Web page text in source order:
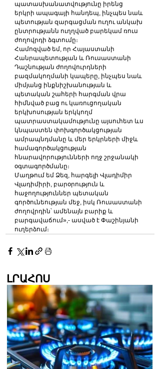
պատասխանատվությունը իրենց
երկրի ապագայի հանդեպ, ինչպես նաև
պետության զարգացման ուղու անկախ
ընտրությանն ուղղված բարեկամ ռուս
ժողովրդի ձգտումը։
Համոզված եմ, որ Հայաստանի
Հանրապետության և Ռուսաստանի
Դաշնության ժողովուրդների
բազմակողմանի կապերը, ինչպես նաև
միմյանց ինքնիշխանության և
պետական շահերի հարգման վրա
հիմնված բաց ու կառուցողական
երկխոսության երկկողմ
պատրաստակամությունը այսուհետ ևս
կնպաստեն փոխգործակցության
ամրապնդմանը և մեր երկրների միջև
համագործակցության
հնարավորությունների ողջ շրջանակի
օգտագործմանը։
Մաղթում եմ Ձեզ, հարգելի Վլադիմիր
Վլադիմիրի, բարօրություն և
հաջողություններ պետական
գործունեության մեջ, իսկ Ռուսաստանի
ժողովրդին՝ ամենայն բարիք և
բարգավաճում»,- ասված է Փաշինյանի
ուղերձում։
ԼՐԱՀՈՍ